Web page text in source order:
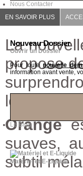
Nous Contacter
Nouveau Dossier
Ouvrir un Dossier
Pour toute nouvelle
information avant vente,
Le Blog
Matériel et E-Liquide
EN SAVOIR PLUS
La
propose
leurs goûts.
Orange
suaves,
subtil